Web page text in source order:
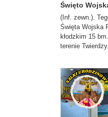
Święto
(Inf. zewn.).
Święta Wojska
kłodzkim 15
terenie